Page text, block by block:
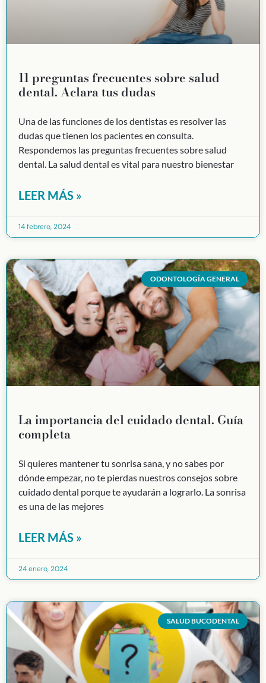
11 preguntas frecuentes sobre salud
dental. Aclara tus dudas
Una de las funciones de los dentistas es resolver las
dudas que tienen los pacientes en consulta.
Respondemos las preguntas frecuentes sobre salud
dental. La salud dental es vital para nuestro bienestar
LEER MÁS »
14 febrero, 2024
ODONTOLOGÍA GENERAL
La importancia del cuidado dental. Guía
completa
Si quieres mantener tu sonrisa sana, y no sabes por
dónde empezar, no te pierdas nuestros consejos sobre
cuidado dental porque te ayudarán a lograrlo. La sonrisa
es una de las mejores
LEER MÁS »
24 enero, 2024
SALUD BUCODENTAL